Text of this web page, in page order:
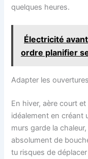
quelques heures.
Électricité
ordre planifier
Adapter les
En hiver, aère court
idéalement en créant
murs garde la
absolument de
tu risques de